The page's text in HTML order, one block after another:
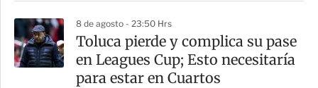
8 de agosto - 23:50 Hrs
Toluca pierde y complica su pase
en Leagues Cup; Esto necesitaría
para estar en Cuartos